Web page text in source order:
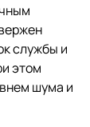
службы и
этом
шума и